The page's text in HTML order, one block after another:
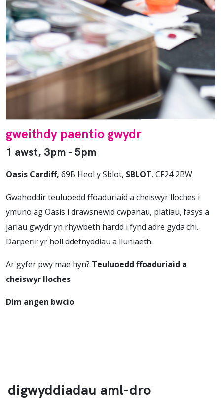
gweithdy paentio gwydr
1 awst, 3pm - 5pm
Oasis Cardiff, 69B Heol y Sblot, SBLOT, CF24 2BW
Gwahoddir teuluoedd ffoaduriaid a cheiswyr lloches i
ymuno ag Oasis i drawsnewid cwpanau, platiau, fasys a
jariau gwydr yn rhywbeth hardd i fynd adre gyda chi.
Darperir yr holl ddefnyddiau a lluniaeth.
Ar gyfer pwy mae hyn? Teuluoedd ffoaduriaid a
cheiswyr lloches
Dim angen bwcio
digwyddiadau aml-dro